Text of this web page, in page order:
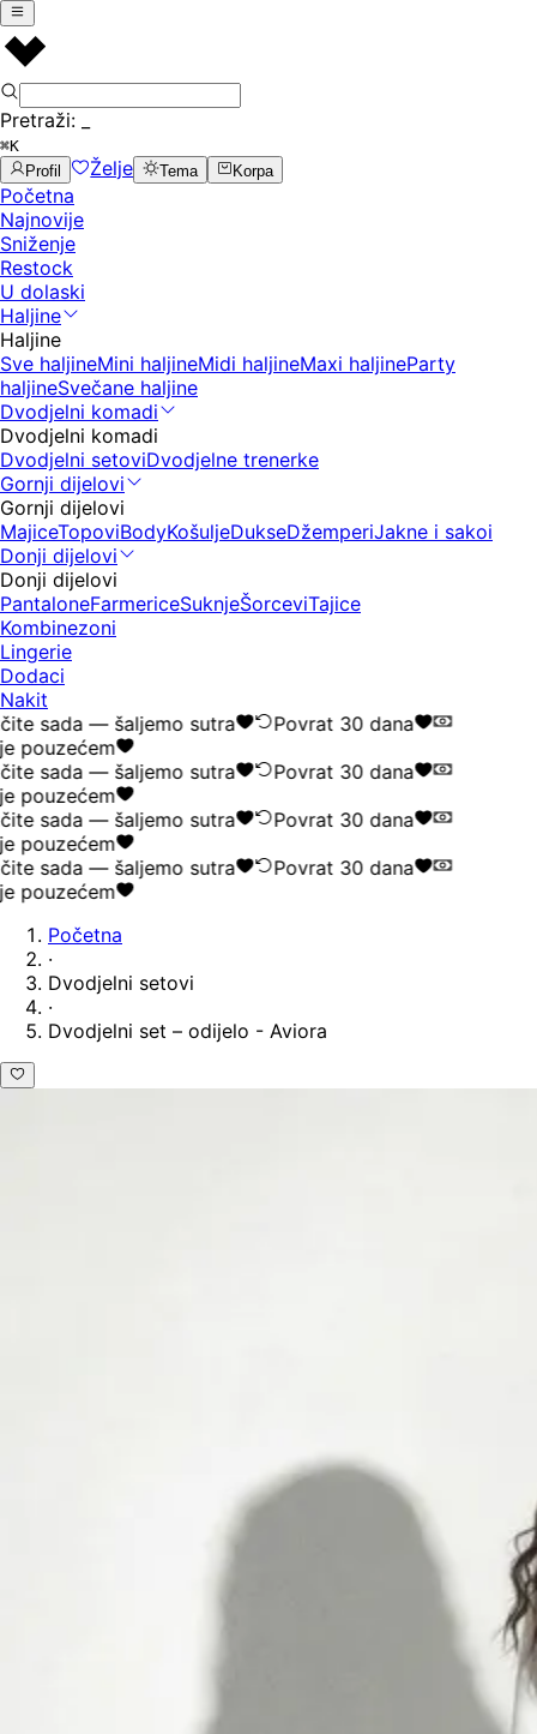
Pretraži:
⌘K
Profil
Želje Tema Korpa
Početna
Najnovije
Sniženje
Restock
U dolaski
Haljine
Haljine
Sve haljineMini haljineMidi haljineMaxi haljineParty
haljineSvečane haljine
Dvodjelni komadi
Dvodjelni komadi
Dvodjelni setoviDvodjelne trenerke
Gornji dijelovi
Gornji dijelovi
MajiceTopoviBodyKošuljeDukseDžemperiJakne i sakoi
Donji dijelovi
Donji dijelovi
PantaloneFarmericeSuknjeŠorceviTajice
Kombinezoni
Lingerie
Dodaci
Nakit
sada — šaljemo sutra
Povrat 30 dana
pouzećem
sada — šaljemo sutra
Povrat 30 dana
pouzećem
sada — šaljemo sutra
Povrat 30 dana
pouzećem
sada — šaljemo sutra
Povrat 30 dana
pouzećem
Početna
·
Dvodjelni setovi
·
Dvodjelni set – odijelo - Aviora